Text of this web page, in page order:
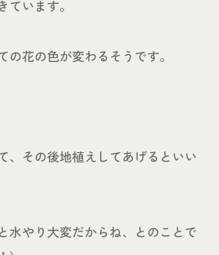
ています。
の花の色が変わるそうです。
、その後地植えしてあげるといい
水やり大変だからね、とのことで